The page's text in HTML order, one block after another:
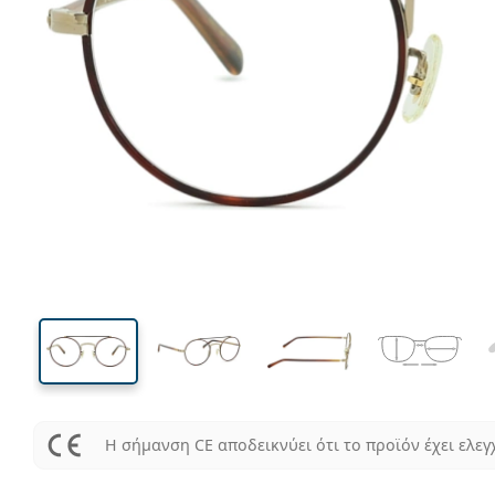
Μήκος σκελετού
44 mm
Ύψος φακού
47 mm
Μήκος φακού
Μήκος
Η σήμανση CE αποδεικνύει ότι το προϊόν έχει